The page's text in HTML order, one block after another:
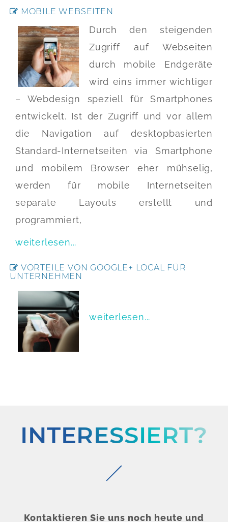
MOBILE WEBSEITEN
Durch den steigenden
Zugriff auf Webseiten
durch mobile Endgeräte
wird eins immer wichtiger
– Webdesign speziell für Smartphones
entwickelt. Ist der Zugriff und vor allem
die Navigation auf desktopbasierten
Standard-Internetseiten via Smartphone
und mobilem Browser eher mühselig,
werden für mobile Internetseiten
separate Layouts erstellt und
programmiert,
weiterlesen...
VORTEILE VON GOOGLE+ LOCAL FÜR
UNTERNEHMEN
weiterlesen...
INTERESSIERT?
Kontaktieren Sie uns noch heute und